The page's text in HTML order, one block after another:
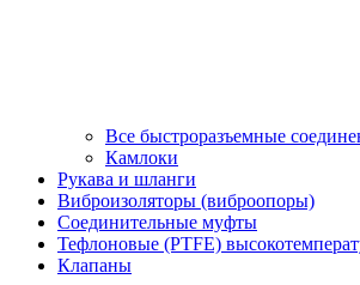
Все быстроразъемные
Камлоки
Рукава и шланги
Виброизоляторы (виброопоры)
Соединительные муфты
Тефлоновые (PTFE)
Клапаны